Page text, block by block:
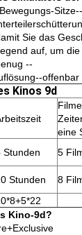
Sie das
auf, um
--
offenbar
Kinos 9d
Filme
eine
Stunden 5
Stunden 8
Kino-9d?